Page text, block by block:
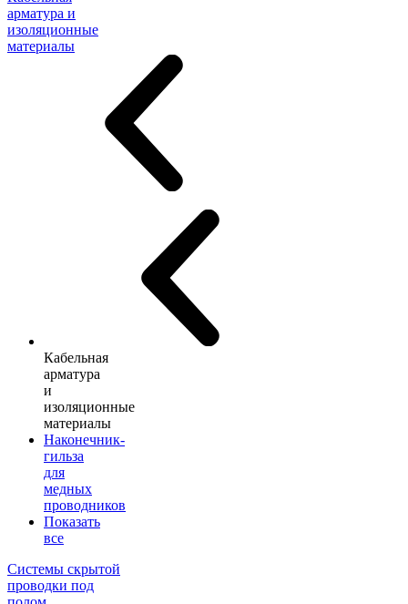
арматура и
изоляционные
материалы
Кабельная
арматура
и
изоляционные
материалы
Наконечник-
гильза
для
медных
проводников
Показать
все
Системы скрытой
проводки под